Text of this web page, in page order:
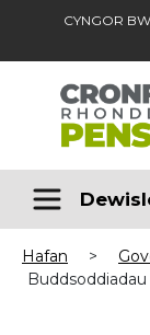
CYNGOR
Skip to main
Hafan >
Buddsoddiadau